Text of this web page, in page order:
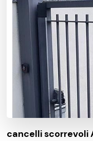
cancelli scorrevoli